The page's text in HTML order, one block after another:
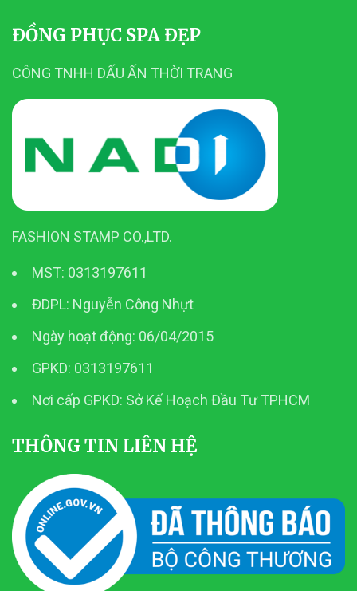
ĐỒNG PHỤC SPA ĐẸP
CÔNG TNHH DẤU ẤN THỜI TRANG
FASHION STAMP CO.,LTD.
MST: 0313197611
ĐDPL: Nguyễn Công Nhựt
Ngày hoạt động: 06/04/2015
GPKD: 0313197611
Nơi cấp GPKD: Sở Kế Hoạch Đầu Tư TPHCM
THÔNG TIN LIÊN HỆ